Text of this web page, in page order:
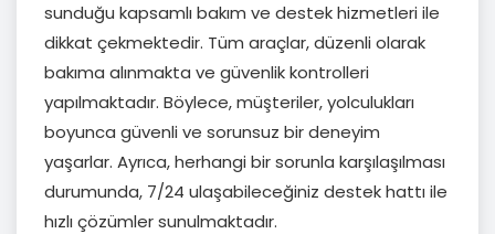
sunduğu kapsamlı bakım ve destek hizmetleri ile
dikkat çekmektedir. Tüm araçlar, düzenli olarak
bakıma alınmakta ve güvenlik kontrolleri
yapılmaktadır. Böylece, müşteriler, yolculukları
boyunca güvenli ve sorunsuz bir deneyim
yaşarlar. Ayrıca, herhangi bir sorunla karşılaşılması
durumunda, 7/24 ulaşabileceğiniz destek hattı ile
hızlı çözümler sunulmaktadır.